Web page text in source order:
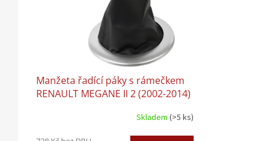
Manžeta řadící páky s rámečkem
RENAULT MEGANE II 2 (2002-2014)
Skladem (>5 ks)